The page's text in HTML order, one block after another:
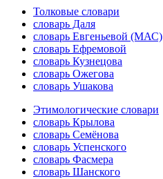
Толковые словари
словарь Даля
словарь Евгеньевой (МАС)
словарь Ефремовой
словарь Кузнецова
словарь Ожегова
словарь Ушакова
Этимологические словари
словарь Крылова
словарь Семёнова
словарь Успенского
словарь Фасмера
словарь Шанского